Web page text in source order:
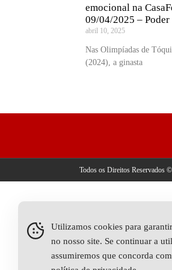
emocional na
09/04/2025 – Poder
abril 10, 2025
Nas Olimpíadas de
(2024), a ginasta
Todos os Direitos Reservados
Utilizamos cookies para
no nosso site. Se continuar a
assumiremos que concorda